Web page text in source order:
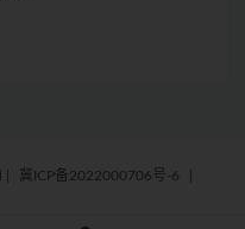
冀ICP备2022000706号-6